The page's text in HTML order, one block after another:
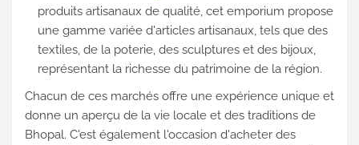
produits artisanaux de qualité, cet emporium propose
une gamme variée d'articles artisanaux, tels que des
textiles, de la poterie, des sculptures et des bijoux,
représentant la richesse du patrimoine de la région.
Chacun de ces marchés offre une expérience unique et
donne un aperçu de la vie locale et des traditions de
Bhopal. C'est également l'occasion d'acheter des